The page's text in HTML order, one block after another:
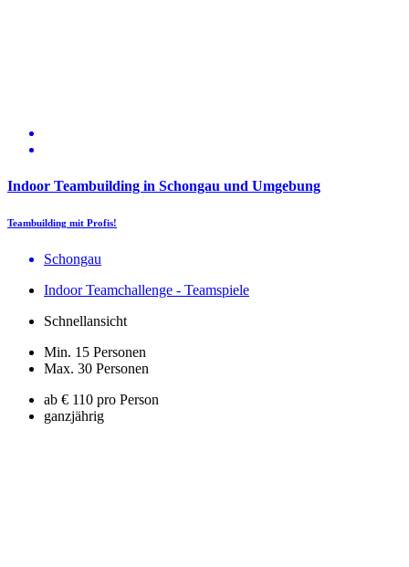
Indoor Teambuilding in Schongau und Umgebung
Teambuilding mit Profis!
Schongau
Indoor Teamchallenge - Teamspiele
Schnellansicht
Min. 15 Personen
Max. 30 Personen
ab € 110 pro Person
ganzjährig